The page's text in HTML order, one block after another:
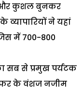
और कुशल बुनकर
ने यहां
में 700-800
सब से प्रमुख पर्यटक
के वंशज नजीम